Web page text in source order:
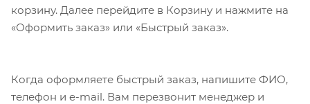
корзину. Далее перейдите в Корзину и нажмите на
«Оформить заказ» или «Быстрый заказ».
Когда оформляете быстрый заказ, напишите ФИО,
телефон и e-mail. Вам перезвонит менеджер и